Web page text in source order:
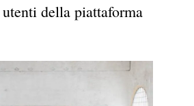
della piattaforma